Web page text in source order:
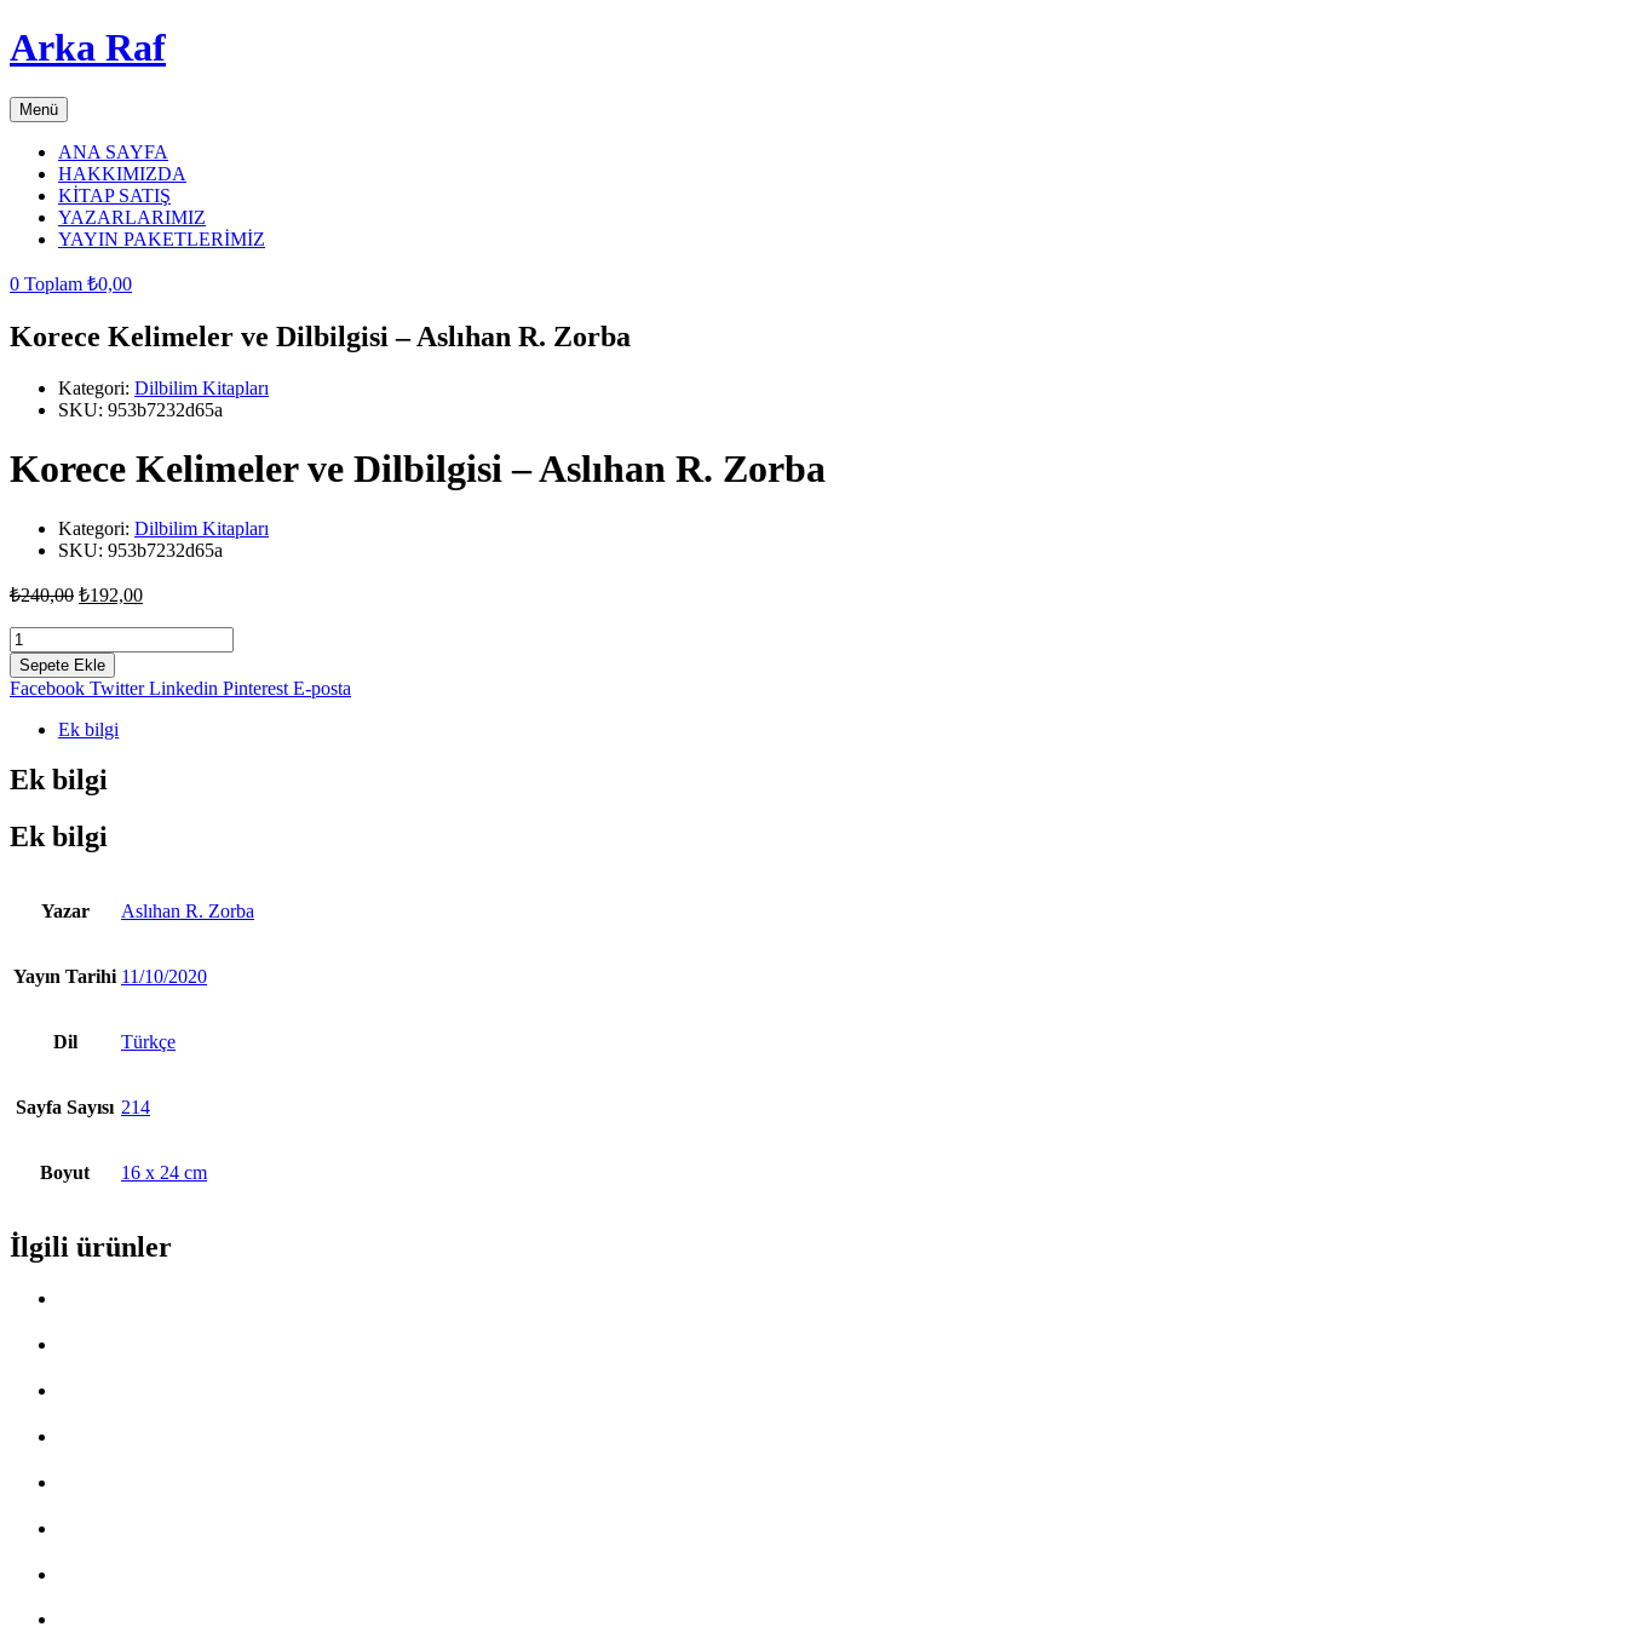
Arka Raf
Menü
ANA SAYFA
HAKKIMIZDA
KİTAP SATIŞ
YAZARLARIMIZ
YAYIN PAKETLERİMİZ
0 Toplam ₺0,00
Korece Kelimeler ve Dilbilgisi – Aslıhan R. Zorba
Kategori: Dilbilim Kitapları
SKU: 953b7232d65a
Korece Kelimeler ve Dilbilgisi – Aslıhan R. Zorba
Kategori: Dilbilim Kitapları
SKU: 953b7232d65a
₺240,00 Orijinal
₺192,00Şu
fiyat:
₺192,00.
Korece
Kelimeler
ve
Dilbilgisi
Aslıhan
R.
Zorba
Sepete Ekle
Facebook Twitter Linkedin Pinterest E-posta
Ek bilgi
Ek bilgi
Ek bilgi
Yazar Aslıhan R. Zorba
Yayın Tarihi 11/10/2020
Dil Türkçe
Sayfa Sayısı 214
Boyut 16 x 24 cm
İlgili ürünler